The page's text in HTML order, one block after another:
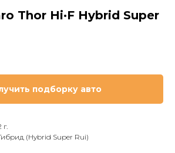
Thor Hi·F Hybrid Super
подборку авто
г.
Гибрид (Hybrid Super Rui)